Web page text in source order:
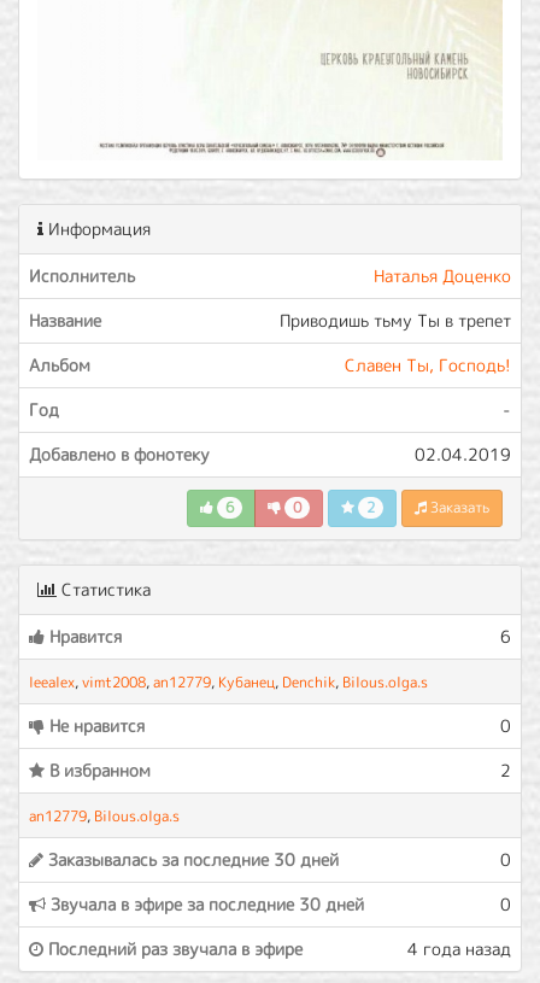
Информация
Исполнитель
Наталья Доценко
Название
Приводишь тьму Ты в трепет
Альбом
Славен Ты, Господь!
Год
-
Добавлено в фонотеку
02.04.2019
6 0 2 Заказать
Статистика
Нравится 6
leealex,vimt2008,an12779, Кубанец, Denchik, Bilous.olga.s
Не нравится
0
В избранном
2
an12779, Bilous.olga.s
Заказывалась за последние 30 дней
0
Звучала в эфире за последние 30 дней
0
Последний раз звучала в эфире
4 года назад